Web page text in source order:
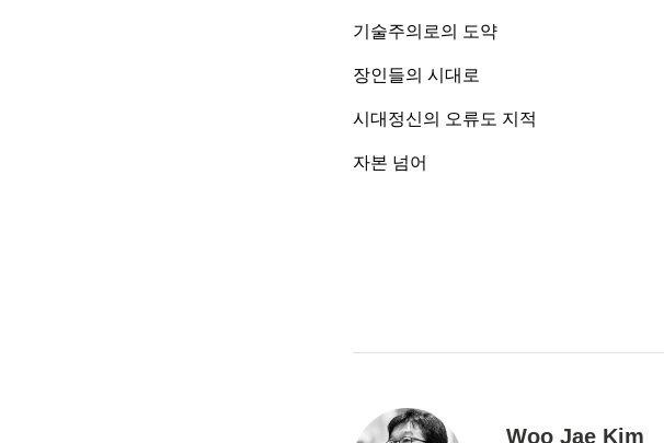
기술주의로의 도약
장인들의 시대로
시대정신의 오류도 지적
자본 넘어
Woo Jae Kim